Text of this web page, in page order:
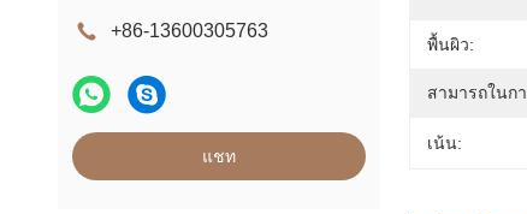
+86-13600305763
แชท
พื้นผิว:
สามารถในก
เน้น: